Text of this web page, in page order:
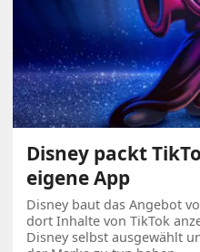
Disney packt
eigene App
Disney baut das Angebot
dort Inhalte von TikTok
Disney selbst ausgewählt